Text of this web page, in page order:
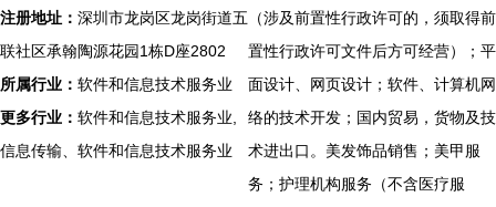
注册地址： 深圳市龙岗区龙岗街道五
联社区承翰陶源花园1栋D座2802
所属行业： 软件和信息技术服务业
更多行业： 软件和信息技术服务业,
信息传输、软件和信息技术服务业
（涉及前置性行政许可的，须取得前
置性行政许可文件后方可经营）；平
面设计、网页设计；软件、计算机网
络的技术开发；国内贸易，货物及技
术进出口。美发饰品销售；美甲服
务；护理机构服务（不含医疗服